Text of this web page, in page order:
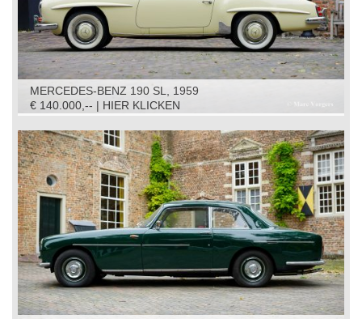
MERCEDES-BENZ 190 SL, 1959
€ 140.000,-- | HIER KLICKEN